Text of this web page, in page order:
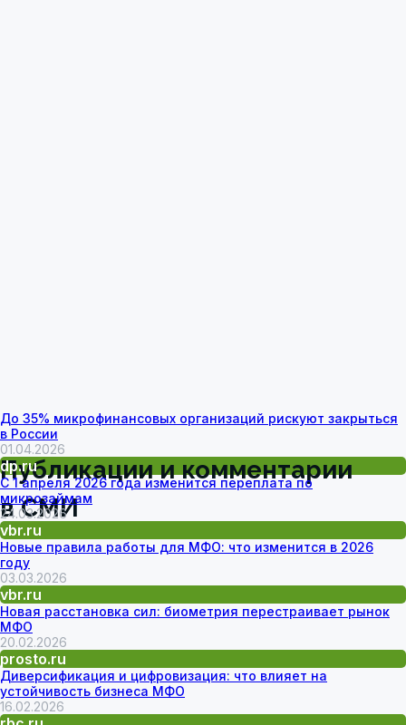
До 35% микрофинансовых организаций рискуют закрыться
в России
01.04.2026
dp.ru
С 1 апреля 2026 года изменится переплата по
микрозаймам
24.03.2026
vbr.ru
Новые правила работы для МФО: что изменится в 2026
году
03.03.2026
vbr.ru
Новая расстановка сил: биометрия перестраивает рынок
МФО
20.02.2026
prosto.ru
Диверсификация и цифровизация: что влияет на
устойчивость бизнеса МФО
16.02.2026